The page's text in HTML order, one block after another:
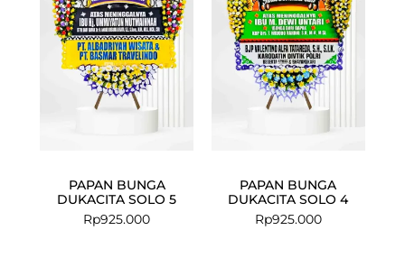
PAPAN BUNGA
DUKACITA SOLO 5
Rp925.000
PAPAN BUNGA
DUKACITA SOLO 4
Rp925.000